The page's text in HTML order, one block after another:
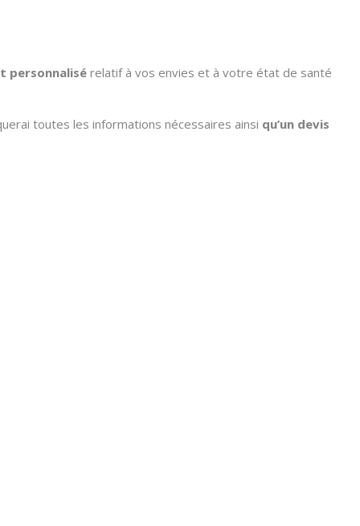
personnalisé relatif à vos envies et à votre état de santé
toutes les informations nécessaires ainsi qu’un devis